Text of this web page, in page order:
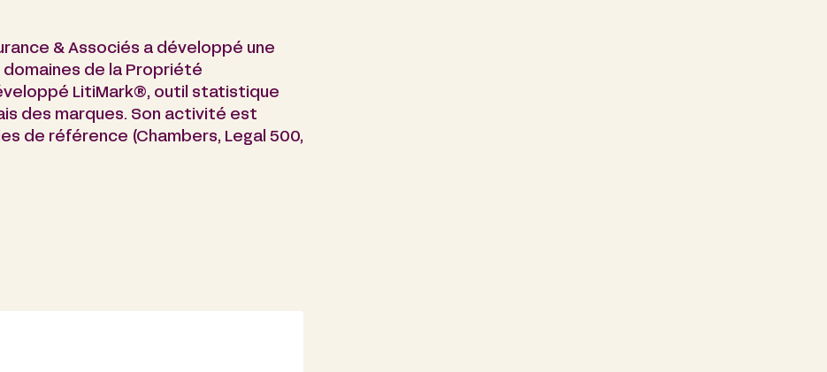
& Associés a développé une
de la Propriété
LitiMark®, outil statistique
des marques. Son activité est
de référence (Chambers, Legal 500,